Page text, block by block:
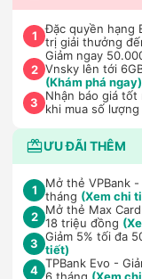
1
Đặc quyền hạng
trị giải thưởng
2
Giảm ngay
Vnsky lên tới
(Khám phá ngay)
3
Nhận báo giá tốt
khi mua số lượng
ƯU ĐÃI THÊM
1
Mở thẻ VPBank
tháng (Xem chi
2 Mở thẻ Max
18 triệu đồng
3 Giảm 5% tối đa
tiết)
4 TPBank Evo -